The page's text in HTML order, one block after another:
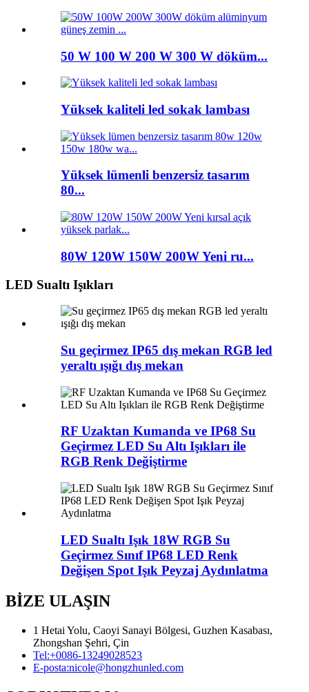
50 W 100 W 200 W 300 W döküm...
Yüksek kaliteli led sokak lambası
Yüksek lümenli benzersiz tasarım
80...
80W 120W 150W 200W Yeni ru...
LED Sualtı Işıkları
Su geçirmez IP65 dış mekan RGB led
yeraltı ışığı dış mekan
RF Uzaktan Kumanda ve IP68 Su
Geçirmez LED Su Altı Işıkları ile
RGB Renk Değiştirme
LED Sualtı Işık 18W RGB Su
Geçirmez Sınıf IP68 LED Renk
Değişen Spot Işık Peyzaj Aydınlatma
BİZE ULAŞIN
1 Hetai Yolu, Caoyi Sanayi Bölgesi, Guzhen Kasabası,
Zhongshan Şehri, Çin
Tel:+0086-13249028523
E-posta:nicole@hongzhunled.com